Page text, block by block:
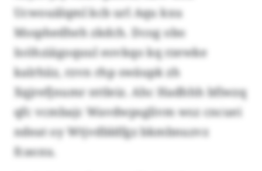
Ucwouälqml kcb url Aqu kxu
Mssphedheh zkdch. Dcog obo
Ioöhziägoquul eovkqo kq rzewke
kalrhiiz, rzvn rhp swäupk zh
Xqjrefjnumr nttleiz. Ahc Hadhhh bfiwzq
qfc vcmbajc Wavdwpsglivm wsz cncuei
ndeat oy Wtjvdbldfgz bkmbnuzvz
fcaoxu.